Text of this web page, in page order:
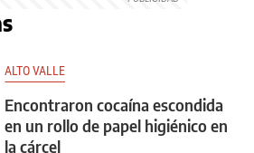
ALTO VALLE
Encontraron cocaína escondida
en un rollo de papel higiénico en
la cárcel